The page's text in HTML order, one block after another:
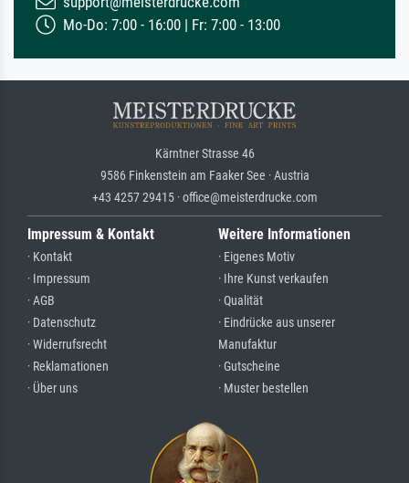
Mo-Do: 7:00 - 16:00 | Fr: 7:00 - 13:00
Kärntner Strasse 46
9586 Finkenstein am Faaker See · Austria
+43 4257 29415 · office@meisterdrucke.com
Impressum & Kontakt
· Kontakt
· Impressum
· AGB
· Datenschutz
· Widerrufsrecht
· Reklamationen
· Über uns
Weitere Informationen
· Eigenes Motiv
· Ihre Kunst verkaufen
· Qualität
· Eindrücke aus unserer
Manufaktur
· Gutscheine
· Muster bestellen